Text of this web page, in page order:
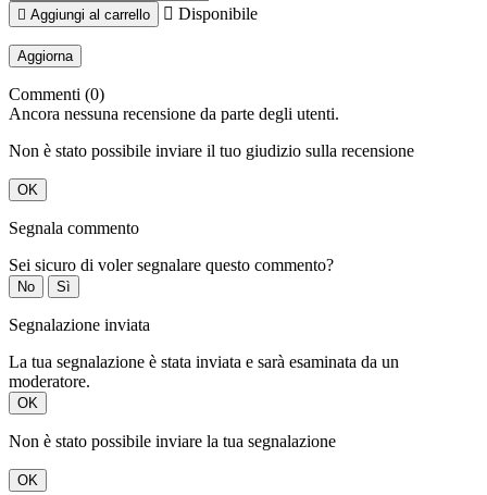
 Aggiungi al carrello  Disponibile
Commenti (0)
Ancora nessuna recensione da parte degli utenti.
Non è stato possibile inviare il tuo giudizio sulla recensione
OK
Segnala commento
Sei sicuro di voler segnalare questo commento?
No Sì
Segnalazione inviata
La tua segnalazione è stata inviata e sarà esaminata da un
moderatore.
OK
Non è stato possibile inviare la tua segnalazione
OK